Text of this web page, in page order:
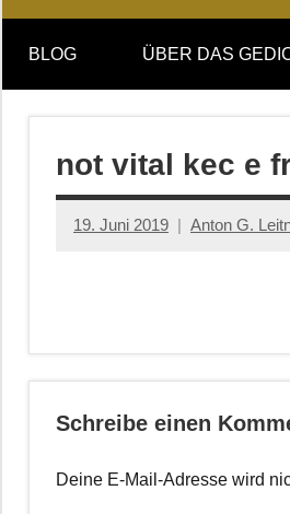
DAS
GEDICHT
blog
DAS
GEDICHT.
BLOG ÜBER DAS
not vital kec e
19. Juni 2019 Anton G.
Schreibe einen
Deine E-Mail-Adresse wird